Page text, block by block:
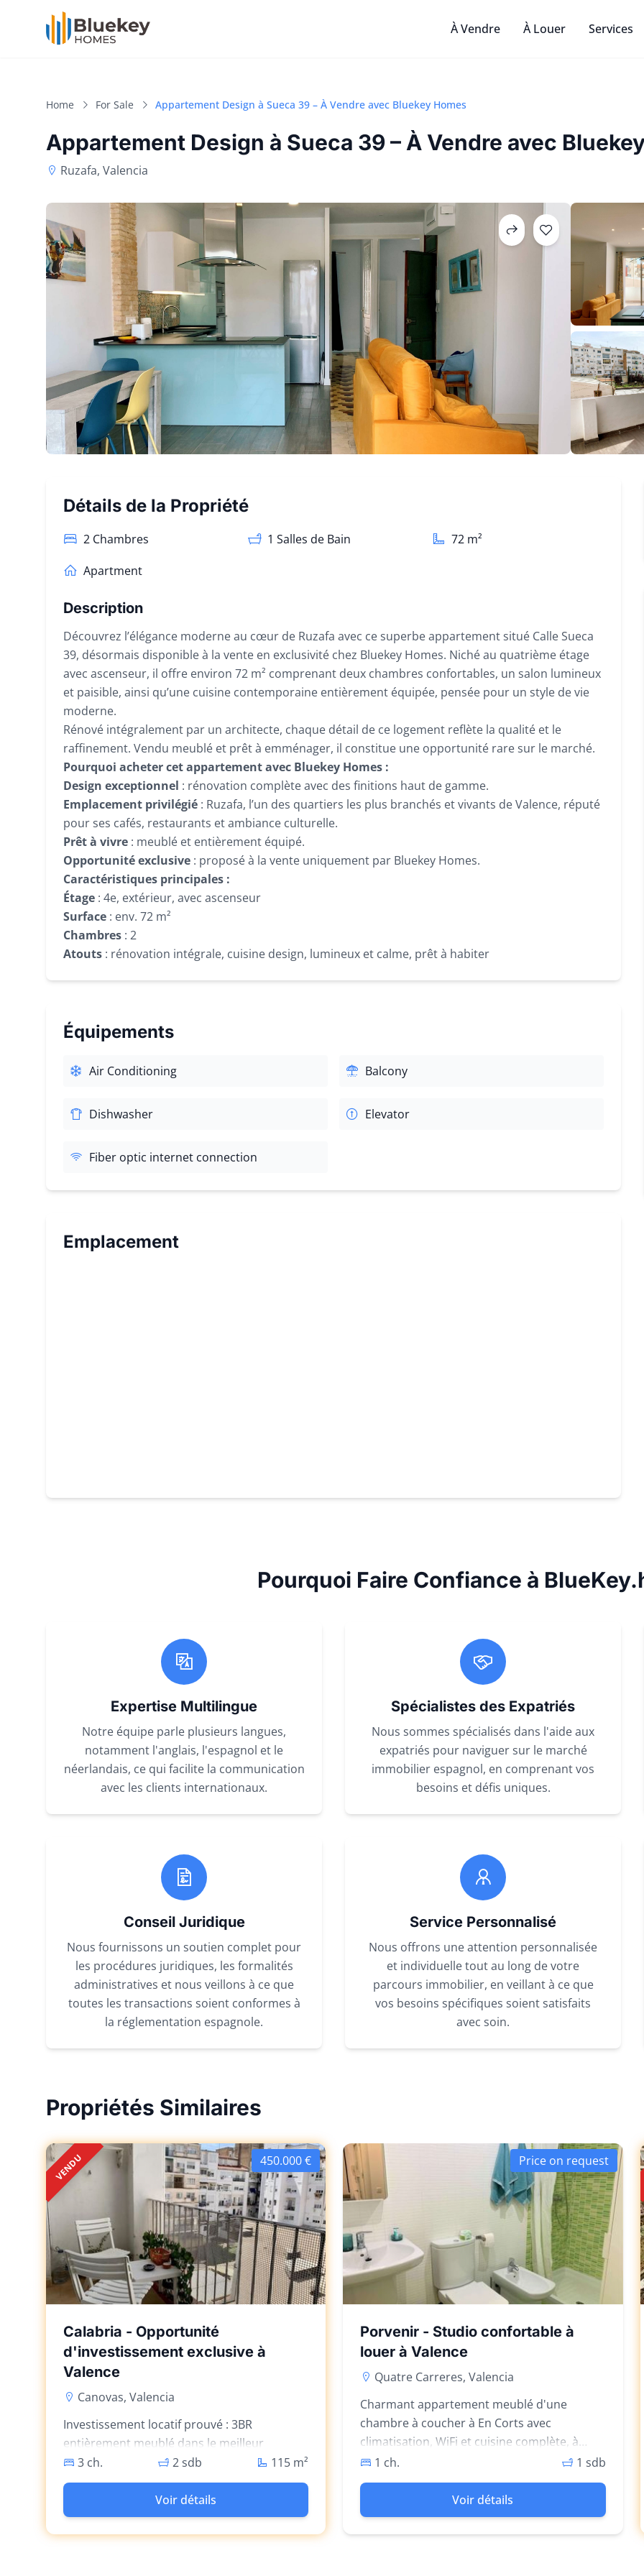
À Vendre À Louer Services
Home For Sale Appartement Design à Sueca 39 – À Vendre avec Bluekey Homes
Appartement Design à Sueca 39 – À Vendre avec
Ruzafa, Valencia
Détails de la Propriété
2 Chambres 1 Salles de Bain 72 m²
Apartment
Description
Découvrez l’élégance moderne au cœur de Ruzafa avec ce superbe appartement situé Calle Sueca
39, désormais disponible à la vente en exclusivité chez Bluekey Homes. Niché au quatrième étage
avec ascenseur, il offre environ 72 m² comprenant deux chambres confortables, un salon lumineux
et paisible, ainsi qu’une cuisine contemporaine entièrement équipée, pensée pour un style de vie
moderne.
Rénové intégralement par un architecte, chaque détail de ce logement reflète la qualité et le
raffinement. Vendu meublé et prêt à emménager, il constitue une opportunité rare sur le marché.
Pourquoi acheter cet appartement avec Bluekey Homes :
Design exceptionnel : rénovation complète avec des finitions haut de gamme.
Emplacement privilégié : Ruzafa, l’un des quartiers les plus branchés et vivants de Valence, réputé
pour ses cafés, restaurants et ambiance culturelle.
Prêt à vivre : meublé et entièrement équipé.
Opportunité exclusive : proposé à la vente uniquement par Bluekey Homes.
Caractéristiques principales :
Étage : 4e, extérieur, avec ascenseur
Surface : env. 72 m²
Chambres : 2
Atouts : rénovation intégrale, cuisine design, lumineux et calme, prêt à habiter
Équipements
Air Conditioning Balcony
Dishwasher Elevator
Fiber optic internet connection
Emplacement
Pourquoi Faire Confiance à
Expertise Multilingue
Notre équipe parle plusieurs langues,
notamment l'anglais, l'espagnol et le
néerlandais, ce qui facilite la communication
avec les clients internationaux.
Spécialistes des Expatriés
Nous sommes spécialisés dans l'aide aux
expatriés pour naviguer sur le marché
immobilier espagnol, en comprenant vos
besoins et défis uniques.
Conseil Juridique
Nous fournissons un soutien complet pour
les procédures juridiques, les formalités
administratives et nous veillons à ce que
toutes les transactions soient conformes à
la réglementation espagnole.
Service Personnalisé
Nous offrons une attention personnalisée
et individuelle tout au long de votre
parcours immobilier, en veillant à ce que
vos besoins spécifiques soient satisfaits
avec soin.
Propriétés Similaires
450.000 €
VENDU
Calabria - Opportunité
d'investissement exclusive à
Valence
Canovas, Valencia
Investissement locatif prouvé : 3BR
entièrement meublé dans le meilleur
quartier de Canovas avec AC, ascenseur, et
des équipements modernes.
3 ch. 2 sdb 115 m²
Voir détails
Price on request
Porvenir - Studio confortable à
louer à Valence
Quatre Carreres, Valencia
Charmant appartement meublé d'une
chambre à coucher à En Corts avec
climatisation, WiFi et cuisine complète, à
quelques pas de Ruzafa et du Parque
Central.
1 ch. 1 sdb
Voir détails